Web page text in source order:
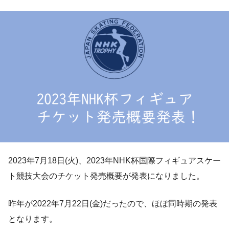
2023年7月18日(火)、2023年NHK杯国際フィギュアスケー
ト競技大会のチケット発売概要が発表になりました。
昨年が2022年7月22日(金)だったので、ほぼ同時期の発表
となります。